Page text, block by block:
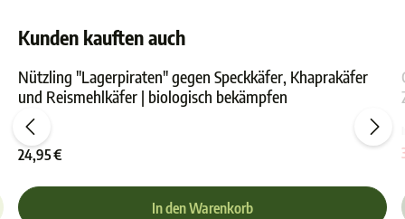
Kunden kauften auch
von 4.8 von 5 Sternen Durchschnittliche
Nützling "Lagerpiraten" gegen Speckkäfer, Khaprakäfer
und Reismehlkäfer | biologisch bekämpfen
24,95 €
In den Warenkorb